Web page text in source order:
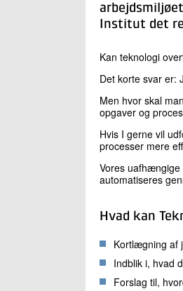
Institut det
Kan teknologi
Det korte svar er:
Men hvor skal
opgaver og
Hvis I gerne vil
processer mere
Vores uafhængige
automatiseres
Hvad kan
Kortlægning af
Indblik i, hvad
Forslag til,